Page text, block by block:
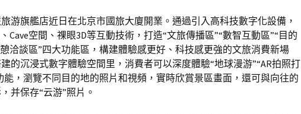
游旗艦店近日在北京市國旅大廈開業。通過引入高科技數字化設備，
Cave空間、祼眼3D等互動技術，打造“文旅傳播區”“數智互動區”“目的
洽談區”四大功能區，構建體驗感更好、科技感更強的文旅消費新場
的沉浸式數字體驗空間里，消費者可以深度體驗“地球漫游”“AR拍照打
能，瀏覽不同目的地的照片和視頻，實時欣賞景區畫面，還可與向往的
并保存“云游”照片。